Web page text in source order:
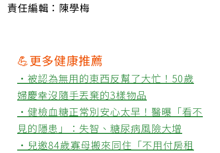
責任編輯：陳學梅
💪更多健康推薦
‧被認為無用的東西反幫了大忙！50歲
婦慶幸沒隨手丟棄的3樣物品
‧健檢血糖正常別安心太早！醫曝「看不
見的隱患」：失智、糖尿病風險大增
‧兒邀84歲寡母搬來同住「不用付房租